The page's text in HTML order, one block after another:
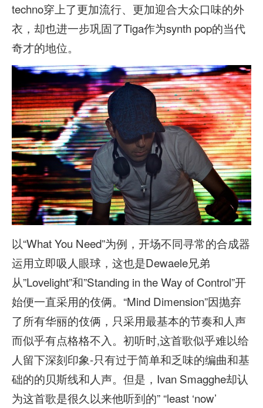
techno穿上了更加流行、更加迎合大众口味的外
衣，却也进一步巩固了Tiga作为synth pop的当代
奇才的地位。
以“What You Need”为例，开场不同寻常的合成器
运用立即吸人眼球，这也是Dewaele兄弟
从”Lovelight”和”Standing in the Way of Control”开
始便一直采用的伎俩。“Mind Dimension”因抛弃
了所有华丽的伎俩，只采用最基本的节奏和人声
而似乎有点格格不入。初听时,这首歌似乎难以给
人留下深刻印象-只有过于简单和乏味的编曲和基
础的的贝斯线和人声。但是，Ivan Smagghe却认
为这首歌是很久以来他听到的” “least ‘now’